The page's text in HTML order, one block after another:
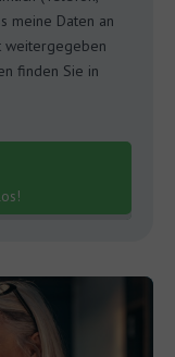
meine Daten an
weitergegeben
finden Sie in